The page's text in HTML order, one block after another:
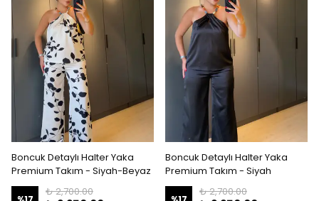
Boncuk Detaylı Halter Yaka
Premium Takım - Siyah-Beyaz
₺ 2,700.00
Boncuk Detaylı Halter Yaka
Premium Takım - Siyah
₺ 2,700.00